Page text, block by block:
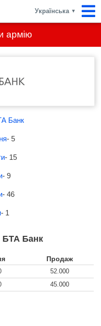
армію
Українська ▼
Банк
- 5
- 15
- 9
- 46
- 1
БТА Банк
Продаж
52.000
45.000